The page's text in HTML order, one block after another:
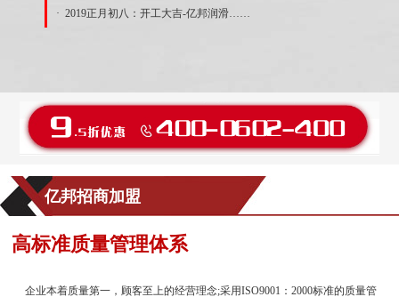
· 2019正月初八：开工大吉-亿邦润滑……
亿邦招商加盟
高标准质量管理体系
企业本着质量第一，顾客至上的经营理念;采用ISO9001：2000标准的质量管